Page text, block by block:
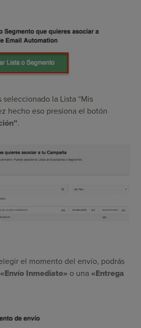
la Lista “Mis
hecho eso presiona el botón
.
el momento del envío, podrás
«Envío Inmediato» o una «Entrega